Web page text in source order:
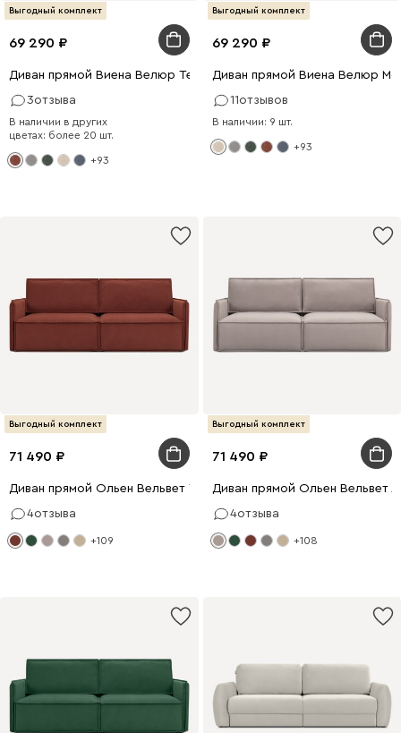
Выгодный комплект
69 290
Диван прямой Виена Велюр Терракотовый
3отзыва
В наличии в других
цветах: более 20 шт.
+93
Выгодный комплект
69 290
Диван прямой Виена Велюр
11отзывов
В наличии: 9 шт.
+93
Выгодный комплект
71 490
Диван прямой Ольен Вельвет Терракотовый
4отзыва
+109
Выгодный комплект
71 490
Диван прямой Ольен Вельвет
4отзыва
+108